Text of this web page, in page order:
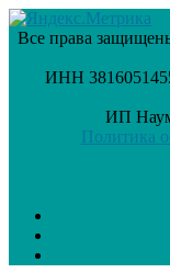
Все права
ИНН
ИП
Политика